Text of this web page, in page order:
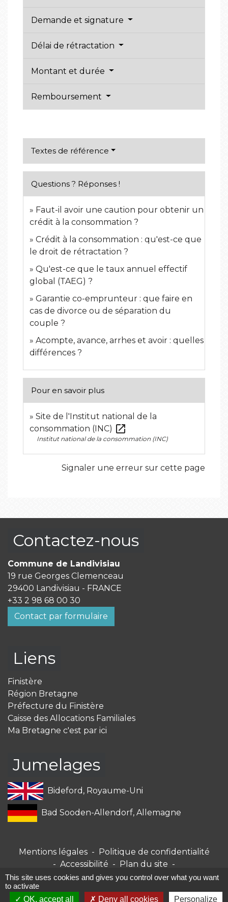
Demande et signature
Délai de rétractation
Montant et durée
Remboursement
Textes de référence
Questions ? Réponses !
Faut-il avoir une caution pour obtenir un
crédit à la consommation ?
Crédit à la consommation : qu'est-ce que
le droit de rétractation ?
Qu'est-ce que le taux annuel effectif
global (TAEG) ?
Garantie co-emprunteur : que faire en
cas de divorce ou de séparation du
couple ?
Acompte, avance, arrhes et avoir : quelles
différences ?
Pour en savoir plus
Site de l'Institut national de la
consommation (INC) open_in_new
Institut national de la consommation (INC)
Signaler une erreur sur cette page
Contactez-nous
Commune de Landivisiau
19 rue Georges Clemenceau
29400 Landivisiau - FRANCE
+33 2 98 68 00 30
Contact par formulaire
Liens
Finistère
Région Bretagne
Préfecture du Finistère
Caisse des Allocations Familiales
Ma Bretagne c'est par ici
Jumelages
Bideford, Royaume-Uni
Bad Sooden-Allendorf, Allemagne
Mentions légales -
Politique de confidentialité
- Accessibilité - Plan du site -
Gestion des cookies
This site uses cookies and gives you control over what you want
to activate
OK, accept all
Deny all cookies Personalize